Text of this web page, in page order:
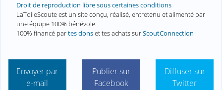
Droit de reproduction libre sous certaines conditions
LaToileScoute est un site conçu, réalisé, entretenu et alimenté par
une équipe 100% bénévole.
100% financé partes donset tes achats surScoutConnection !
Envoyer par
e-mail
Publier sur
Facebook
Diffuser sur
Twitter